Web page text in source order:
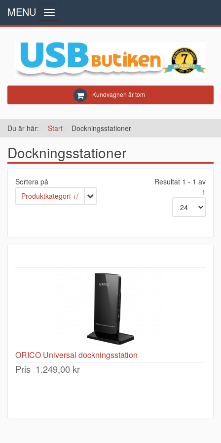
Kundvagnen är tom
MENU
Toggle
navigation
Du är här: Start Dockningsstationer
Dockningsstationer
Sortera på
Produktkategori +/-
Resultat 1 - 1 av
1
ORICO Universal dockningsstation
Pris 1.249,00 kr